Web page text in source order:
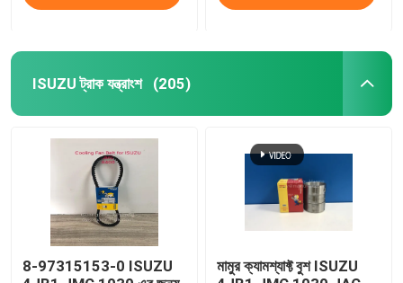
ISUZU ট্রাক যন্ত্রাংশ (205)
8-97315153-0 ISUZU
মামুর ক্যামশ্যাফ্ট বুশ ISUZU